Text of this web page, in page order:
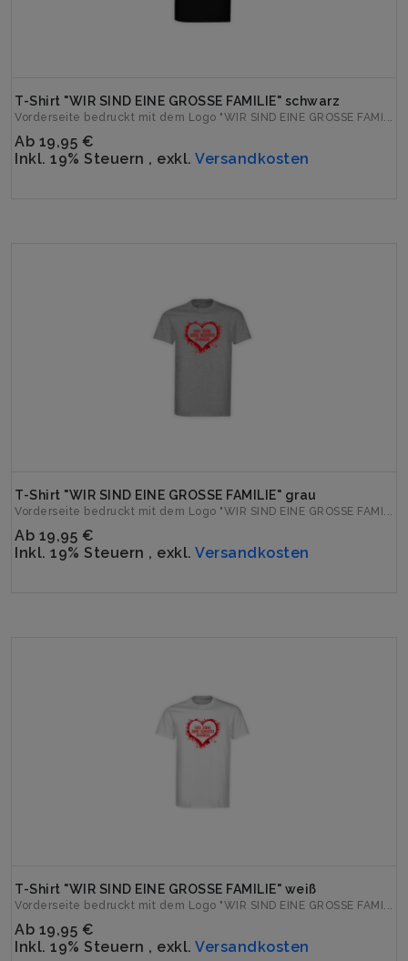
T-Shirt "WIR SIND EINE GROSSE FAMILIE" schwarz
Vorderseite bedruckt mit dem Logo "WIR SIND EINE GROSSE FAMI...
Ab 19,95 €
Inkl. 19% Steuern , exkl.Versandkosten
T-Shirt "WIR SIND EINE GROSSE FAMILIE" grau
Vorderseite bedruckt mit dem Logo "WIR SIND EINE GROSSE FAMI...
Ab 19,95 €
Inkl. 19% Steuern , exkl.Versandkosten
T-Shirt "WIR SIND EINE GROSSE FAMILIE" weiß
Vorderseite bedruckt mit dem Logo "WIR SIND EINE GROSSE FAMI...
Ab 19,95 €
Inkl. 19% Steuern , exkl.Versandkosten